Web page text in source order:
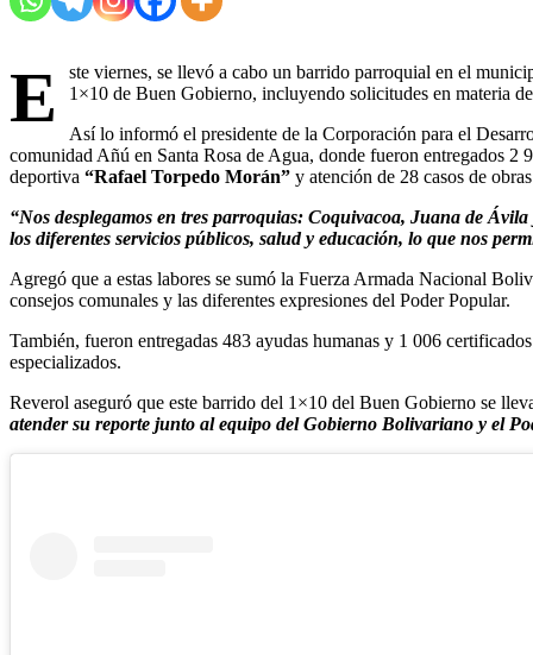
E
ste viernes, se llevó a cabo un barrido parroquial en el
1×10 de Buen Gobierno, incluyendo solicitudes en materia
Así lo informó el presidente de la Corporación para el
comunidad Añú en Santa Rosa de Agua, donde fueron entregados 2
deportiva “Rafael Torpedo Morán” y atención de 28 casos de
“Nos desplegamos en tres parroquias: Coquivacoa, Juana de
los diferentes servicios públicos, salud y educación, lo que nos
Agregó que a estas labores se sumó la Fuerza Armada Nacional
consejos comunales y las diferentes expresiones del Poder Popular.
También, fueron entregadas 483 ayudas humanas y 1 006
especializados.
Reverol aseguró que este barrido del 1×10 del Buen Gobierno se
atender su reporte junto al equipo del Gobierno Bolivariano y el